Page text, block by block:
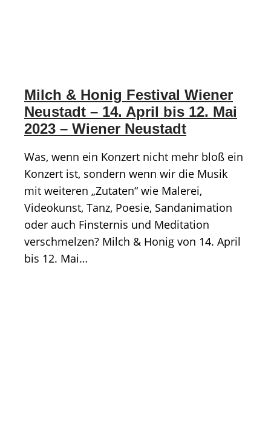
Milch & Honig Festival Wiener
Neustadt – 14. April bis 12. Mai
2023 – Wiener Neustadt
Was, wenn ein Konzert nicht mehr bloß ein
Konzert ist, sondern wenn wir die Musik
mit weiteren „Zutaten“ wie Malerei,
Videokunst, Tanz, Poesie, Sandanimation
oder auch Finsternis und Meditation
verschmelzen? Milch & Honig von 14. April
bis 12. Mai…